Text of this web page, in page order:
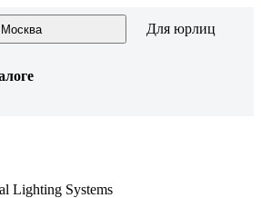
Москва Для юрлиц
Lighting Systems